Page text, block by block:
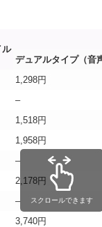
ル
デュアルタイプ（音
1,298円
–
1,518円
1,958円
–
2,178円
–
3,740円
スクロールできます